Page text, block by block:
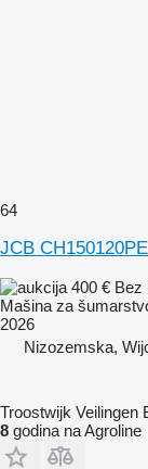
64
JCB CH150120PE
400 € Bez
Mašina za
2026
Nizozemska,
Troostwijk Veilingen
8 godina na Agroline